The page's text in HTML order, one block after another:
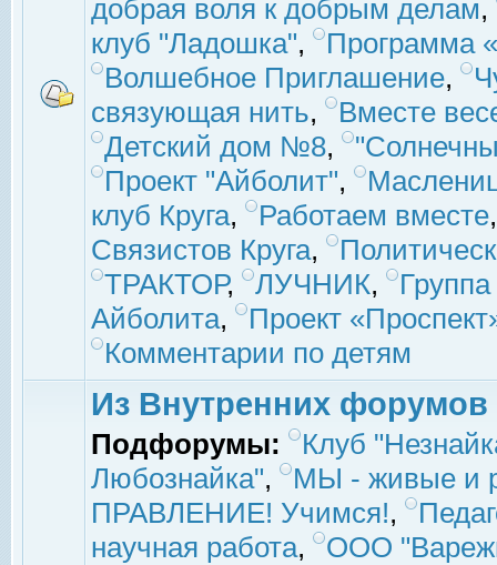
добрая воля к добрым делам,
клуб "Ладошка",
Программа
Волшебное Приглашение,
связующая нить,
Вместе
Детский дом №8,
Проект "Айболит",
клуб Круга, Работаем вместе
Связистов Круга,
ТРАКТОР, ЛУЧНИК,
Айболита,
Проект
Комментарии по детям
Из Внутренних форумов
Подфорумы:
Клуб
Любознайка",
МЫ - живые и
ПРАВЛЕНИЕ! Учимся!,
научная работа,
ООО